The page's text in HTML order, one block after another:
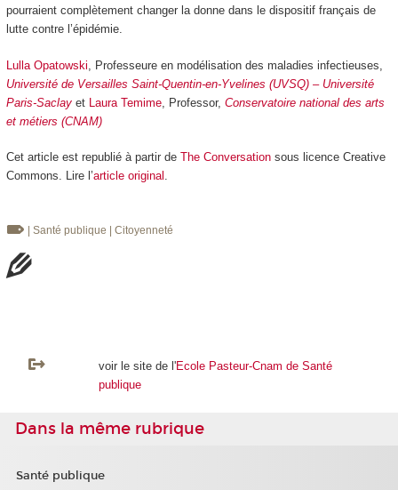
pourraient complètement changer la donne dans le dispositif français de
lutte contre l’épidémie.
Lulla Opatowski , Professeure en modélisation des maladies infectieuses,
Université de Versailles Saint-Quentin-en-Yvelines (UVSQ) – Université
Paris-Saclay et Laura Temime, Professor, Conservatoire national des arts
et métiers (CNAM)
Cet article est republié à partir de The Conversationsous licence Creative
Commons. Lire l’article original .
| Santé publique | Citoyenneté
voir le site de l'Ecole Pasteur-Cnam de Santé
publique
Dans la même rubrique
Santé publique